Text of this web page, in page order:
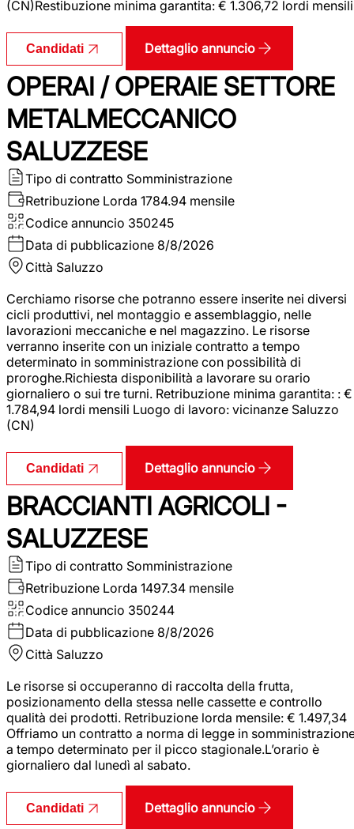
(CN)Restibuzione minima garantita: € 1.306,72 lordi mensili
Candidati Dettaglio annuncio
OPERAI / OPERAIE SETTORE
METALMECCANICO
SALUZZESE
Tipo di contratto Somministrazione
Retribuzione Lorda 1784.94 mensile
Codice annuncio 350245
Data di pubblicazione 8/8/2026
Città Saluzzo
Cerchiamo risorse che potranno essere inserite nei diversi
cicli produttivi, nel montaggio e assemblaggio, nelle
lavorazioni meccaniche e nel magazzino. Le risorse
verranno inserite con un iniziale contratto a tempo
determinato in somministrazione con possibilità di
proroghe.Richiesta disponibilità a lavorare su orario
giornaliero o sui tre turni. Retribuzione minima garantita: : €
1.784,94 lordi mensili Luogo di lavoro: vicinanze Saluzzo
(CN)
Candidati Dettaglio annuncio
BRACCIANTI AGRICOLI -
SALUZZESE
Tipo di contratto Somministrazione
Retribuzione Lorda 1497.34 mensile
Codice annuncio 350244
Data di pubblicazione 8/8/2026
Città Saluzzo
Le risorse si occuperanno di raccolta della frutta,
posizionamento della stessa nelle cassette e controllo
qualità dei prodotti. Retribuzione lorda mensile: € 1.497,34
Offriamo un contratto a norma di legge in
a tempo determinato per il picco stagionale.L’orario è
giornaliero dal lunedì al sabato.
Candidati Dettaglio annuncio